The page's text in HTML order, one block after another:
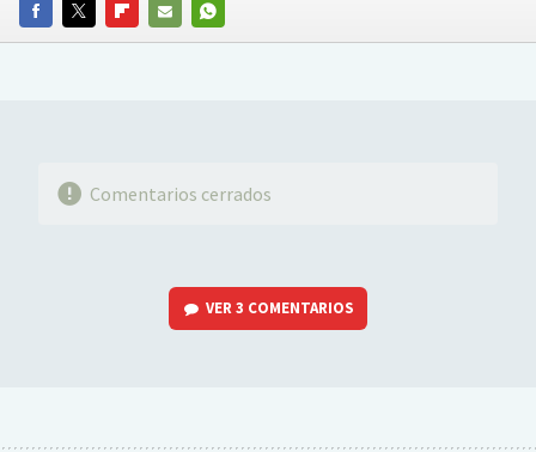
FACEBOOKTWITTERFLIPBOARD
E-
WHATSAPP
Comentarios cerrados
VER3 COMENTARIOS